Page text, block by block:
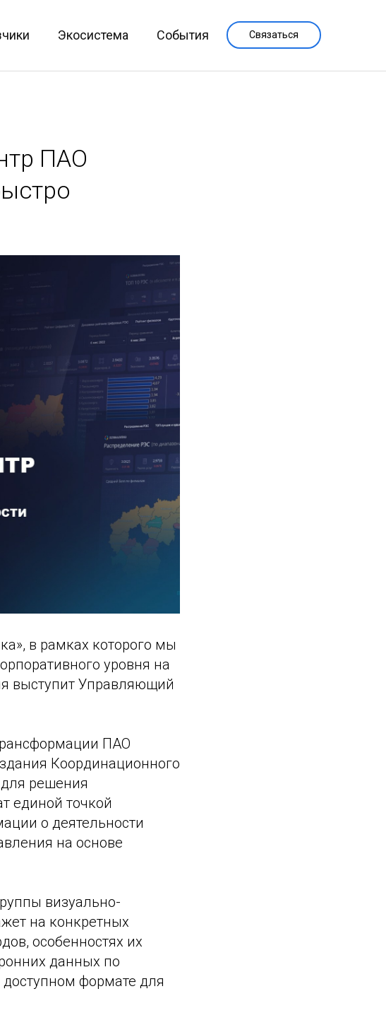
Экосистема События Связаться
ПАО
в рамках которого мы
уровня на
выступит Управляющий
ПАО
Координационного
решения
единой точкой
о деятельности
на основе
визуально-
на конкретных
особенностях их
данных по
формате для